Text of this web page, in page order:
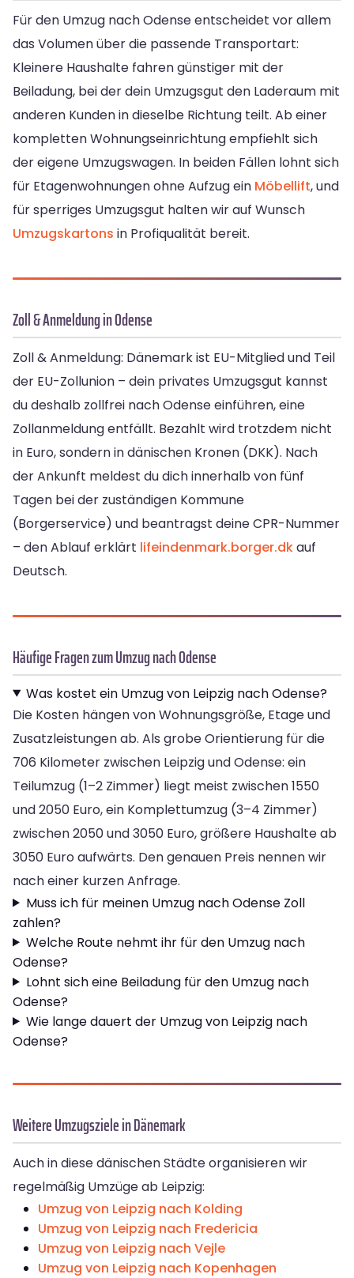
Für den Umzug nach Odense entscheidet vor allem
das Volumen über die passende Transportart:
Kleinere Haushalte fahren günstiger mit der
Beiladung, bei der dein Umzugsgut den Laderaum mit
anderen Kunden in dieselbe Richtung teilt. Ab einer
kompletten Wohnungseinrichtung empfiehlt sich
der eigene Umzugswagen. In beiden Fällen lohnt sich
für Etagenwohnungen ohne Aufzug ein Möbellift, und
für sperriges Umzugsgut halten wir auf Wunsch
Umzugskartons in Profiqualität bereit.
Zoll & Anmeldung in Odense
Zoll & Anmeldung: Dänemark ist EU-Mitglied und Teil
der EU-Zollunion – dein privates Umzugsgut kannst
du deshalb zollfrei nach Odense einführen, eine
Zollanmeldung entfällt. Bezahlt wird trotzdem nicht
in Euro, sondern in dänischen Kronen (DKK). Nach
der Ankunft meldest du dich innerhalb von fünf
Tagen bei der zuständigen Kommune
(Borgerservice) und beantragst deine CPR-Nummer
– den Ablauf erklärt lifeindenmark.borger.dkauf
Deutsch.
Häufige Fragen zum Umzug nach Odense
Was kostet ein Umzug von Leipzig nach Odense?
Die Kosten hängen von Wohnungsgröße, Etage und
Zusatzleistungen ab. Als grobe Orientierung für die
706 Kilometer zwischen Leipzig und Odense: ein
Teilumzug (1–2 Zimmer) liegt meist zwischen 1550
und 2050 Euro, ein Komplettumzug (3–4 Zimmer)
zwischen 2050 und 3050 Euro, größere Haushalte ab
3050 Euro aufwärts. Den genauen Preis nennen wir
nach einer kurzen Anfrage.
Muss ich für meinen Umzug nach Odense Zoll
zahlen?
Welche Route nehmt ihr für den Umzug nach
Odense?
Lohnt sich eine Beiladung für den Umzug nach
Odense?
Wie lange dauert der Umzug von Leipzig nach
Odense?
Weitere Umzugsziele in Dänemark
Auch in diese dänischen Städte organisieren wir
regelmäßig Umzüge ab Leipzig:
Umzug von Leipzig nach Kolding
Umzug von Leipzig nach Fredericia
Umzug von Leipzig nach Vejle
Umzug von Leipzig nach Kopenhagen